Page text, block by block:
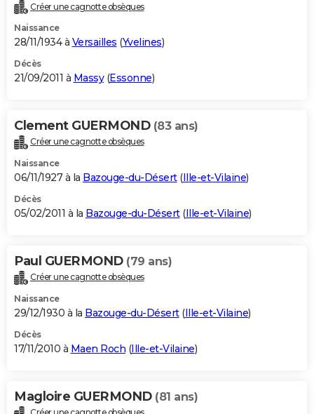
Créer une cagnotte obsèques
Naissance
28/11/1934 à Versailles (Yvelines)
Décès
21/09/2011 à Massy(Essonne)
Clement GUERMOND (83 ans)
Créer une cagnotte obsèques
Naissance
06/11/1927 à la Bazouge-du-Désert(Ille-et-Vilaine)
Décès
05/02/2011 à la Bazouge-du-Désert(Ille-et-Vilaine)
Paul GUERMOND (79 ans)
Créer une cagnotte obsèques
Naissance
29/12/1930 à la Bazouge-du-Désert(Ille-et-Vilaine)
Décès
17/11/2010 à Maen Roch (Ille-et-Vilaine)
Magloire GUERMOND (81 ans)